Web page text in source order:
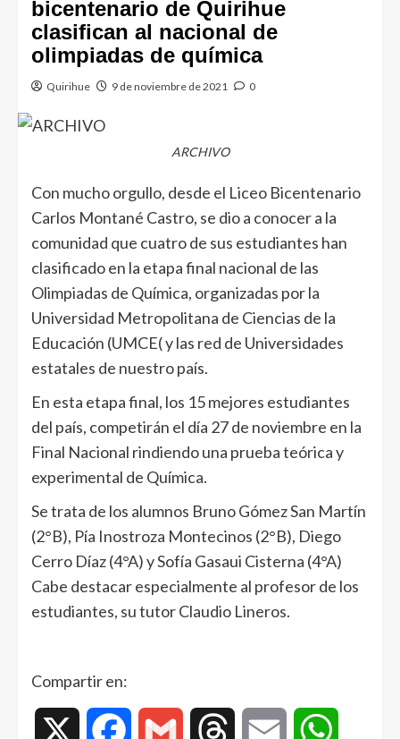
bicentenario de Quirihue
clasifican al nacional de
olimpiadas de química
Quirihue 9 de noviembre de 2021 0
ARCHIVO
Con mucho orgullo, desde el Liceo Bicentenario
Carlos Montané Castro, se dio a conocer a la
comunidad que cuatro de sus estudiantes han
clasificado en la etapa final nacional de las
Olimpiadas de Química, organizadas por la
Universidad Metropolitana de Ciencias de la
Educación (UMCE( y las red de Universidades
estatales de nuestro país.
En esta etapa final, los 15 mejores estudiantes
del país, competirán el día 27 de noviembre en la
Final Nacional rindiendo una prueba teórica y
experimental de Química.
Se trata de los alumnos Bruno Gómez San Martín
(2°B), Pía Inostroza Montecinos (2°B), Diego
Cerro Díaz (4°A) y Sofía Gasaui Cisterna (4°A)
Cabe destacar especialmente al profesor de los
estudiantes, su tutor Claudio Lineros.
Compartir en:
Facebook Gmail Threads Email